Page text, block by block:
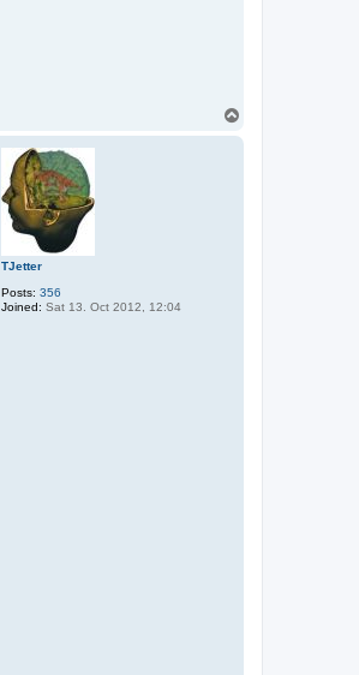
TJetter
Posts: 356
Joined: Sat 13. Oct 2012, 12:04